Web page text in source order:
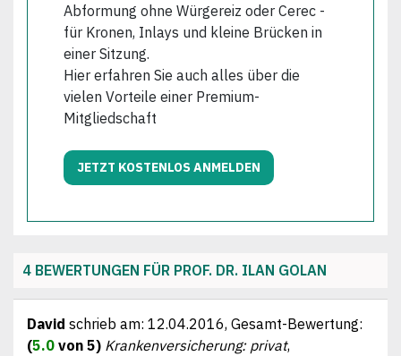
Abformung ohne Würgereiz oder Cerec -
für Kronen, Inlays und kleine Brücken in
einer Sitzung.
Hier erfahren Sie auch alles über die
vielen Vorteile einer Premium-
Mitgliedschaft
JETZT KOSTENLOS ANMELDEN
4 BEWERTUNGEN FÜR PROF. DR. ILAN GOLAN
David schrieb am: 12.04.2016, Gesamt-Bewertung:
(5.0 von 5) Krankenversicherung: privat,